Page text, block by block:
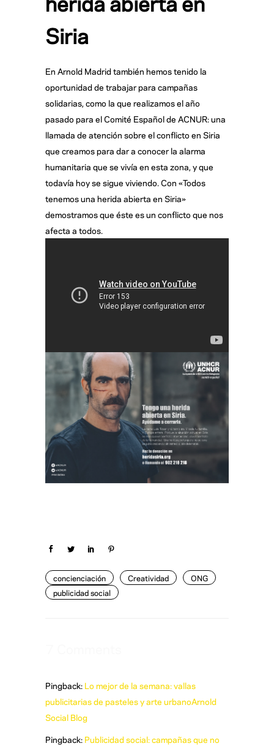
Siria
En Arnold Madrid también hemos tenido la
oportunidad de trabajar para campañas
solidarias, como la que realizamos el año
pasado para el Comité Español de ACNUR: una
llamada de atención sobre el conflicto en Siria
que creamos para dar a conocer la alarma
humanitaria que se vivía en esta zona, y que
todavía hoy se sigue viviendo. Con «Todos
tenemos una herida abierta en Siria»
demostramos que éste es un conflicto que nos
afecta a todos.
concienciación Creatividad
ONG
publicidad social
Pingback: Lo mejor de la semana: vallas
publicitarias de pasteles y arte urbanoArnold
Social Blog
Pingback: Publicidad social: campañas que no